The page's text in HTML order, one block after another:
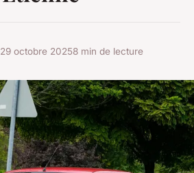
29 octobre 20258 min de lecture